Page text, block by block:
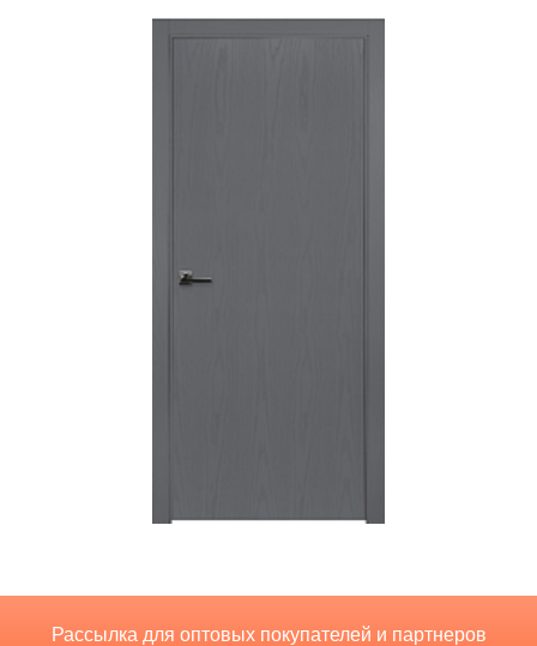
Рассылка для оптовых покупателей и партнеров